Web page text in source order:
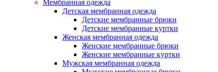
Мембранная одежда
Детская мембранная одежда
Детские мембранные брюки
Детские мембранные куртки
Женская мембранная одежда
Женские мембранные брюки
Женские мембранные куртки
Мужская мембранная одежда